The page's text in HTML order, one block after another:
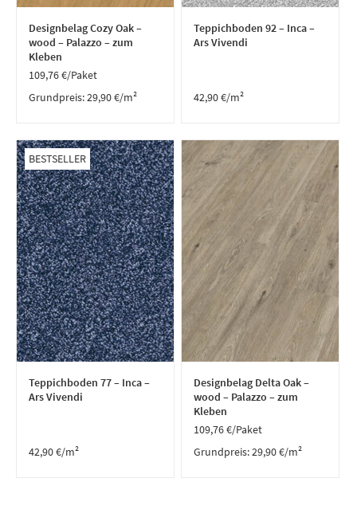
Designbelag Cozy Oak –
wood – Palazzo – zum
Kleben
109,76€/Paket
Grundpreis:29,90€/m²
Teppichboden 92 – Inca –
Ars Vivendi
42,90€/m²
BESTSELLER
Teppichboden 77 – Inca –
Ars Vivendi
42,90€/m²
Designbelag Delta Oak –
wood – Palazzo – zum
Kleben
109,76€/Paket
Grundpreis:29,90€/m²